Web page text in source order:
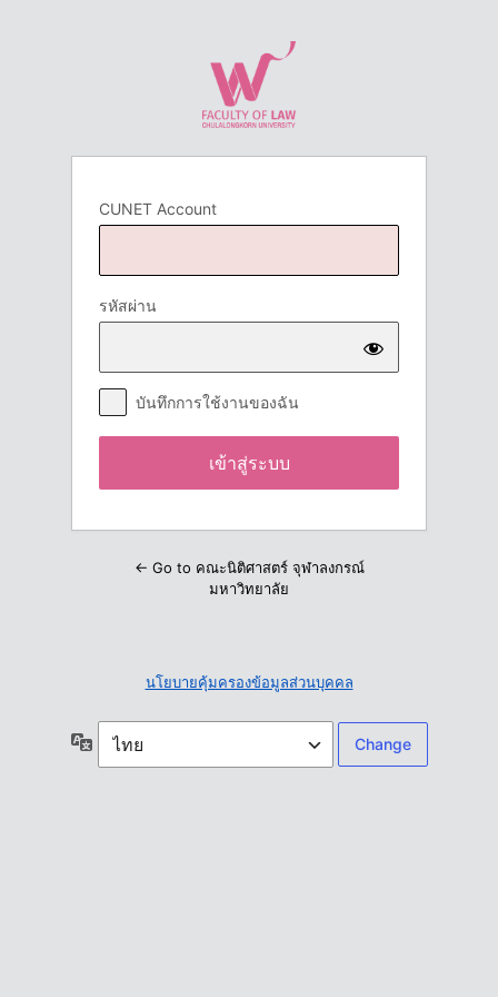
CUNET Account
รหัสผ่าน
บันทึกการใช้งานของฉัน
← Go to คณะนิติศาสตร์ จุฬาลงกรณ์
มหาวิทยาลัย
นโยบายคุ้มครองข้อมูลส่วนบุคคล
ภาษา